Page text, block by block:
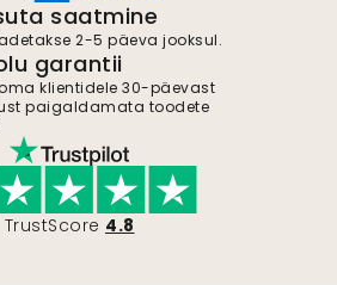
saatmine
2-5 päeva jooksul.
garantii
klientidele 30-päevast
paigaldamata toodete
TrustScore 4.8